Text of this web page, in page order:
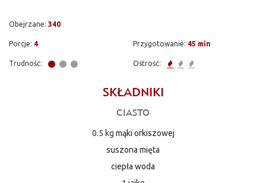
Obejrzane: 340
Porcje: 4 Przygotowanie: 45 min
Trudność: Ostrość:
SKŁADNIKI
CIASTO
0.5 kg mąki orkiszowej
suszona mięta
ciepła woda